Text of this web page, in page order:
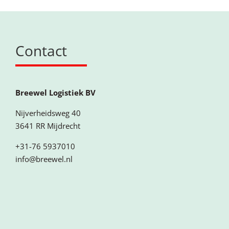
Contact
Breewel Logistiek BV
Nijverheidsweg 40
3641 RR Mijdrecht
+31-76 5937010
info@breewel.nl